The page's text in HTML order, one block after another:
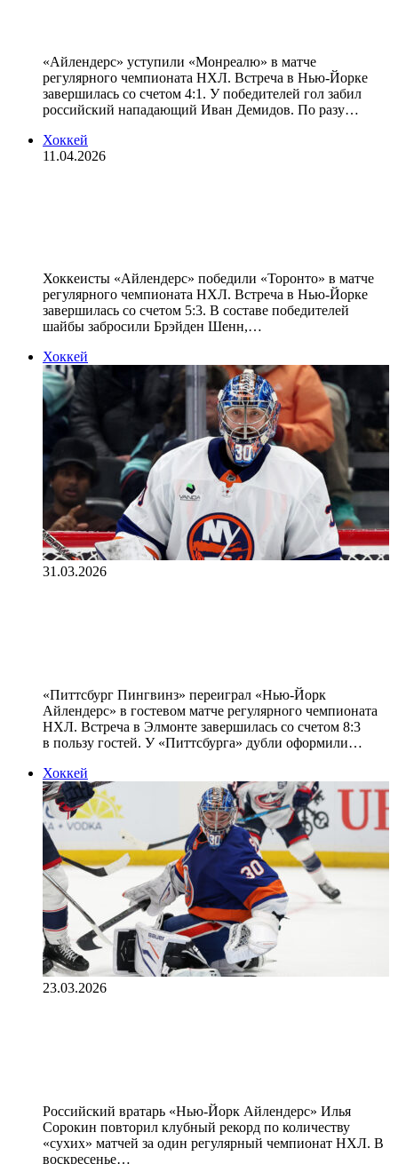
«Айлендерс» уступили «Монреалю» в матче
регулярного чемпионата НХЛ. Встреча в Нью‑Йорке
завершилась со счетом 4:1. У победителей гол забил
российский нападающий Иван Демидов. По разу…
Хоккей
11.04.2026
Хоккеисты «Айлендерс» победили «Торонто» в матче
регулярного чемпионата НХЛ. Встреча в Нью‑Йорке
завершилась со счетом 5:3. В составе победителей
шайбы забросили Брэйден Шенн,…
Хоккей
31.03.2026
«Питтсбург Пингвинз» переиграл «Нью‑Йорк
Айлендерс» в гостевом матче регулярного чемпионата
НХЛ. Встреча в Элмонте завершилась со счетом 8:3
в пользу гостей. У «Питтсбурга» дубли оформили…
Хоккей
23.03.2026
Российский вратарь «Нью‑Йорк Айлендерс» Илья
Сорокин повторил клубный рекорд по количеству
«сухих» матчей за один регулярный чемпионат НХЛ. В
воскресенье…